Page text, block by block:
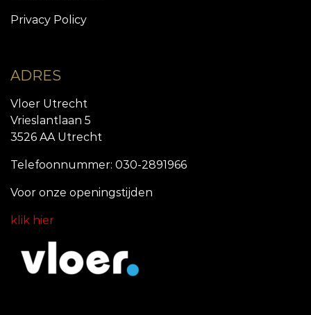
Privacy Policy
ADRES
Vloer Utrecht
Vrieslantlaan 5
3526 AA Utrecht
Telefoonnummer: 030-2891966
Voor onze openingstijden
klik hier